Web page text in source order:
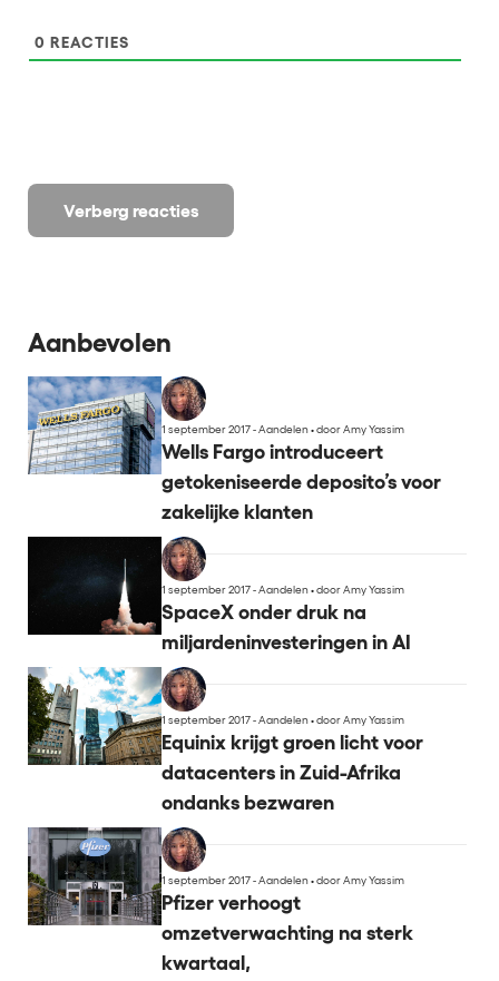
Verberg reacties
0 REACTIES
Aanbevolen
1 september 2017 - Aandelen•door Amy Yassim
Wells Fargo introduceert
getokeniseerde deposito’s voor
zakelijke klanten
1 september 2017 - Aandelen•door Amy Yassim
SpaceX onder druk na
miljardeninvesteringen in AI
1 september 2017 - Aandelen•door Amy Yassim
Equinix krijgt groen licht voor
datacenters in Zuid-Afrika
ondanks bezwaren
1 september 2017 - Aandelen•door Amy Yassim
Pfizer verhoogt
omzetverwachting na sterk
kwartaal,